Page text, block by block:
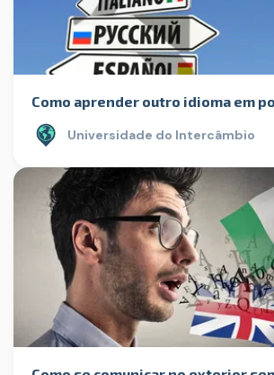
Como aprender outro idioma em
Universidade do Intercâmbio